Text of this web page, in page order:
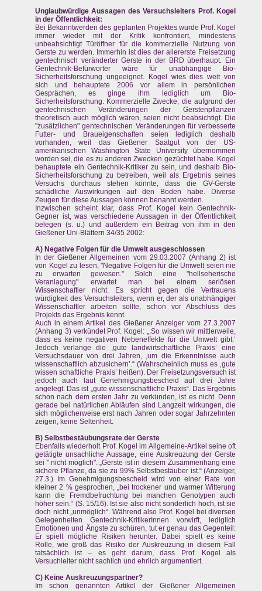
Unglaubwürdige Aussagen des Versuchsleiters Prof. Kogel
in der Öffentlichkeit:
Bei Bekanntwerden des geplanten Projektes wurde Prof. Kogel
immer wieder mit der Kritik konfrontiert, mindestens
unbeabsichtigt Türöffner für die kommerzielle Nutzung von
Gerste zu werden. Immerhin ist dies der allererste Freisetzung
gentechnisch veränderter Gerste in der BRD überhaupt. Ein
Gentechnik-Befürworter wäre für unabhängige Bio-
Sicherheitsforschung ungeeignet. Kogel wies dies weit von
sich und behauptete 2006 vor allem in persönlichen
Gesprächen, es ginge ihm lediglich um Bio-
Sicherheitsforschung. Kommerzielle Zwecke, die aufgrund der
gentechnischen Veränderungen der Gerstenpflanzen
theoretisch auch möglich wären, seien nicht beabsichtigt. Die
"zusätzlichen" gentechnischen Veränderungen für verbesserte
Futter- und Braueigenschaften seien lediglich deshalb
vorhanden, weil das Gießener Saatgut von der US-
amerikanischen Washington State University übernommen
worden sei, die es zu anderen Zwecken gezüchtet habe. Kogel
behauptete ein Gentechnik-Kritiker zu sein, und deshalb Bio-
Sicherheitsforschung zu betreiben, weil als Ergebnis seines
Versuchs durchaus stehen könnte, dass die GV-Gerste
schädliche Auswirkungen auf den Boden habe. Diverse
Zeugen für diese Aussagen können benannt werden.
Inzwischen scheint klar, dass Prof. Kogel kein Gentechnik-
Gegner ist, was verschiedene Aussagen in der Öffentlichkeit
belegen (s. u.) und außerdem ein Beitrag von ihm in den
Gießener Uni-Blättern 34/35 2002:
A) Negative Folgen für die Umwelt ausgeschlossen
In der Gießener Allgemeinen vom 29.03.2007 (Anhang 2) ist
von Kogel zu lesen, "Negative Folgen für die Umwelt seien nie
zu erwarten gewesen." Solch eine "hellseherische
Veranlagung" erwartet man bei einem seriösen
Wissenschaftler nicht. Es spricht gegen die Vertrauens
würdigkeit des Versuchsleiters, wenn er, der als unabhängiger
Wissenschaftler arbeiten sollte, schon vor Abschluss des
Projekts das Ergebnis kennt.
Auch in einem Artikel des Gießener Anzeiger vom 27.3.2007
(Anhang 3) verkündet Prof. Kogel: „,So wissen wir mittlerweile,
dass es keine negativen Nebeneffekte für die Umwelt gibt.’
Jedoch verlange die ,gute landwirtschaftliche Praxis’ eine
Versuchsdauer von drei Jahren, ,um die Erkenntnisse auch
wissenschaftlich abzusichern’.“ (Wahrscheinlich muss es ‚gute
wissen schaftliche Praxis’ heißen). Der Freisetzungsversuch ist
jedoch auch laut Genehmigungsbescheid auf drei Jahre
angelegt. Das ist „gute wissenschaftliche Praxis“. Das Ergebnis
schon nach dem ersten Jahr zu verkünden, ist es nicht. Denn
gerade bei natürlichen Abläufen sind Langzeit wirkungen, die
sich möglicherweise erst nach Jahren oder sogar Jahrzehnten
zeigen, keine Seltenheit.
B) Selbstbestäubungsrate der Gerste
Ebenfalls wiederholt Prof. Kogel im Allgemeine-Artikel seine oft
getätigte unsachliche Aussage, eine Auskreuzung der Gerste
sei " nicht möglich". „Gerste ist in diesem Zusammenhang eine
sichere Pflanze, da sie zu 99% Selbstbestäuber ist.“ (Anzeiger,
27.3.) Im Genehmigungsbescheid wird von einer Rate von
kleiner 2 % gesprochen, „bei trockener und warmer Witterung
kann die Fremdbefruchtung bei manchen Genotypen auch
höher sein.“ (S. 15/16). Ist sie also nicht sonderlich hoch, ist sie
doch nicht „unmöglich“. Während also Prof. Kogel bei diversen
Gelegenheiten Gentechnik-KritikerInnen vorwirft, lediglich
Emotionen und Ängste zu schüren, tut er genau das Gegenteil:
Er spielt mögliche Risiken herunter. Dabei spielt es keine
Rolle, wie groß das Risiko der Auskreuzung in diesem Fall
tatsächlich ist – es geht darum, dass Prof. Kogel als
Versuchleiter nicht sachlich und ehrlich argumentiert.
C) Keine Auskreuzungspartner?
Im schon genannten Artikel der Gießener Allgemeinen